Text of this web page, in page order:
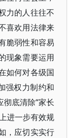
力的人往往不
喜欢用法律来
脆弱性和容易
现象需要运用
如何对各级国
强权力制约和
底清除“家长
进一步有效规
，应切实实行